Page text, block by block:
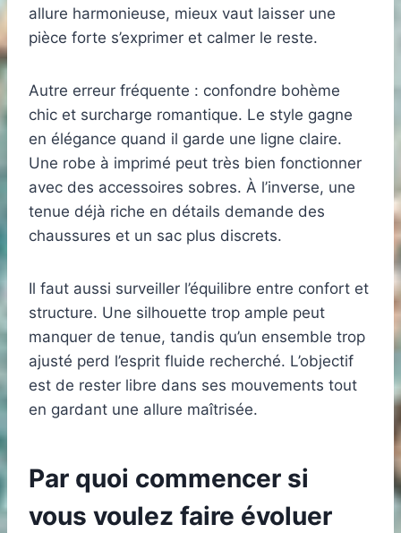
allure harmonieuse, mieux vaut laisser une
pièce forte s’exprimer et calmer le reste.
Autre erreur fréquente : confondre bohème
chic et surcharge romantique. Le style gagne
en élégance quand il garde une ligne claire.
Une robe à imprimé peut très bien fonctionner
avec des accessoires sobres. À l’inverse, une
tenue déjà riche en détails demande des
chaussures et un sac plus discrets.
Il faut aussi surveiller l’équilibre entre confort et
structure. Une silhouette trop ample peut
manquer de tenue, tandis qu’un ensemble trop
ajusté perd l’esprit fluide recherché. L’objectif
est de rester libre dans ses mouvements tout
en gardant une allure maîtrisée.
Par quoi commencer si
vous voulez faire évoluer